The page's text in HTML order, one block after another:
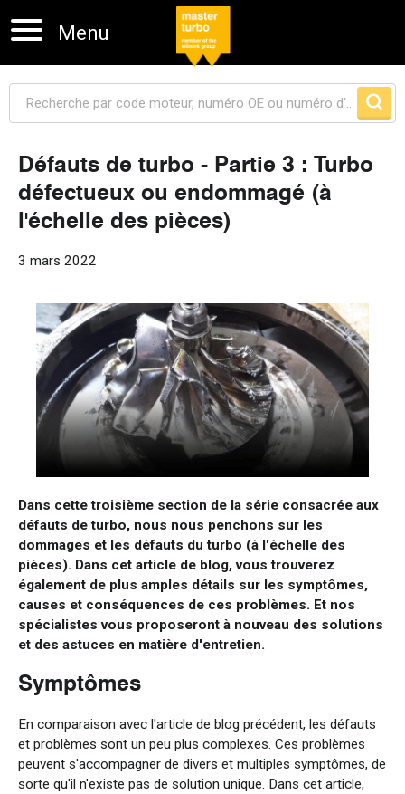
Menu
Sauter la navigation
Défauts de turbo - Partie 3 : Turbo
défectueux ou endommagé (à
l'échelle des pièces)
3 mars 2022
Dans cette troisième section de la série consacrée aux
défauts de turbo, nous nous penchons sur les
dommages et les défauts du turbo (à l'échelle des
pièces). Dans cet article de blog, vous trouverez
également de plus amples détails sur les symptômes,
causes et conséquences de ces problèmes. Et nos
spécialistes vous proposeront à nouveau des solutions
et des astuces en matière d'entretien.
Symptômes
En comparaison avec l'article de blog précédent, les défauts
et problèmes sont un peu plus complexes. Ces problèmes
peuvent s'accompagner de divers et multiples symptômes, de
sorte qu'il n'existe pas de solution unique. Dans cet article,